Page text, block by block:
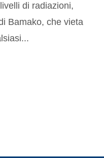
di radiazioni,
Bamako, che vieta